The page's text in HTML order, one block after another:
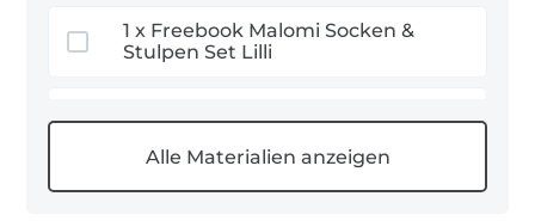
1 x Freebook Malomi Socken &
Stulpen Set Lilli
0,5 m Baumwolljersey